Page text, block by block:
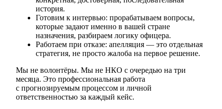
история.
Готовим к интервью: прорабатываем вопросы,
которые задают именно в вашей стране
назначения, разбираем логику офицера.
Работаем при отказе: апелляция — это отдельная
стратегия, не просто жалоба на первое решение.
Мы не волонтёры. Мы не НКО с очередью на три
месяца. Это профессиональная работа
с прогнозируемым процессом и личной
ответственностью за каждый кейс.